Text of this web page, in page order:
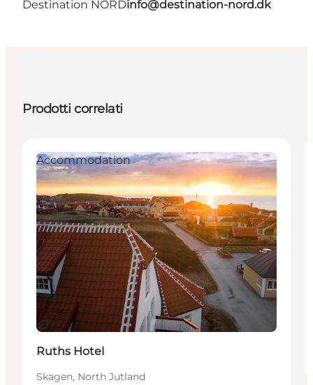
Destination NORDinfo@destination-nord.dk
Prodotti correlati
Sostenibile
Accommodation
Ruths Hotel
Skagen, North Jutland